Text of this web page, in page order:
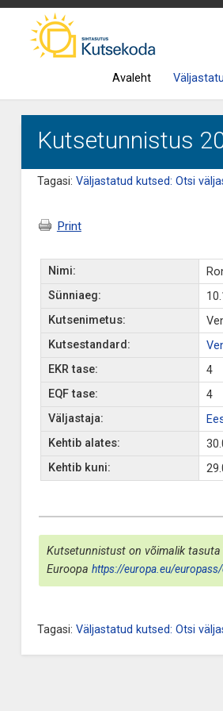
Avaleht
Kutsetunnistus
Tagasi: Väljastatud kutsed: Otsi
Print
Nimi:
Sünniaeg:
Kutsenimetus:
Kutsestandard:
EKR tase:
4
EQF tase:
4
Väljastaja:
Kehtib alates:
Kehtib kuni:
Kutsetunnistust on võimalik
Euroopa https://europa.eu/
Tagasi: Väljastatud kutsed: Otsi